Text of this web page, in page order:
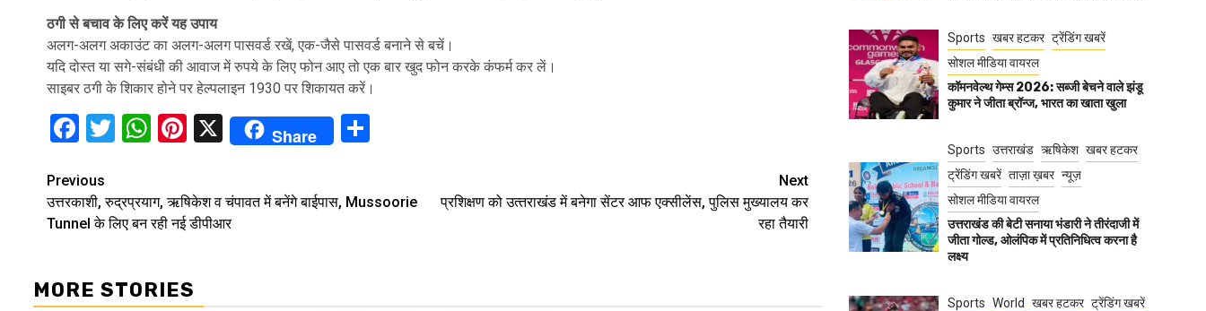
ठगी से बचाव के लिए करें यह उपाय
अलग-अलग अकाउंट का अलग-अलग पासवर्ड रखें, एक-जैसे पासवर्ड बनाने से बचें।
यदि दोस्त या सगे-संबंधी की आवाज में रुपये के लिए फोन आए तो एक बार खुद फोन करके कंफर्म कर लें।
साइबर ठगी के शिकार होने पर हेल्पलाइन 1930 पर शिकायत करें।
Facebook
Twitter
WhatsApp
Pinterest
X Share
Continue
Reading
Previous
उत्तरकाशी, रुद्रप्रयाग, ऋषिकेश व चंपावत में बनेंगे बाईपास, Mussoorie
Tunnel के लिए बन रही नई डीपीआर
Next
प्रशिक्षण को उत्‍तराखंड में बनेगा सेंटर आफ एक्सीलेंस, पुलिस मुख्यालय कर
रहा तैयारी
MORE STORIES
Sports खबर हटकर ट्रेंडिंग खबरें
सोशल मीडिया वायरल
कॉमनवेल्थ गेम्स 2026: सब्जी बेचने वाले झंडू
कुमार ने जीता ब्रॉन्ज, भारत का खाता खुला
Sports उत्तराखंड ऋषिकेश खबर हटकर
ट्रेंडिंग खबरें ताज़ा ख़बर न्यूज़
सोशल मीडिया वायरल
उत्तराखंड की बेटी सनाया भंडारी ने तीरंदाजी में
जीता गोल्ड, ओलंपिक में प्रतिनिधित्व करना है
लक्ष्य
Sports World खबर हटकर ट्रेंडिंग खबरें